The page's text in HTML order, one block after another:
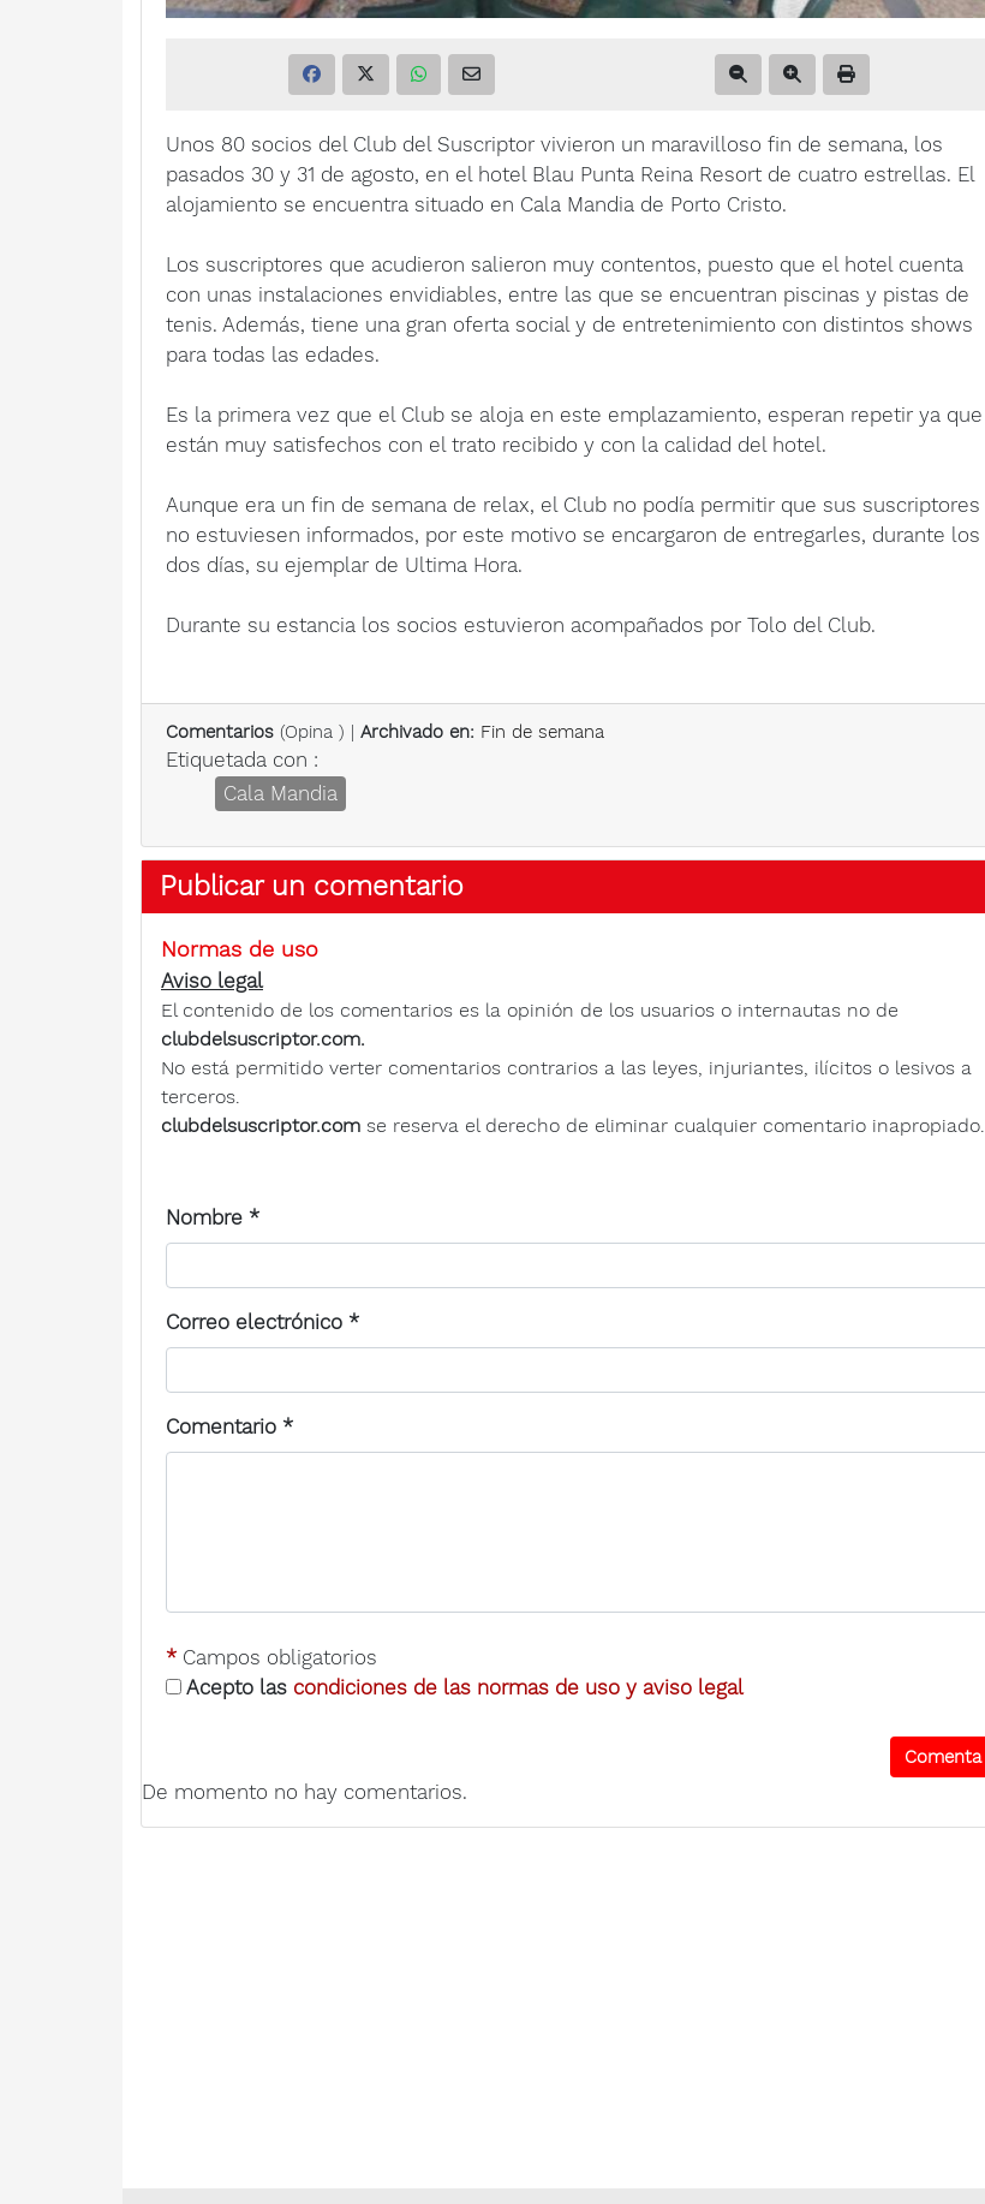
Unos 80 socios del Club del Suscriptor vivieron un maravilloso fin de semana, los
pasados 30 y 31 de agosto, en el hotel Blau Punta Reina Resort de cuatro estrellas. El
alojamiento se encuentra situado en Cala Mandia de Porto Cristo.
Los suscriptores que acudieron salieron muy contentos, puesto que el hotel cuenta
con unas instalaciones envidiables, entre las que se encuentran piscinas y pistas de
tenis. Además, tiene una gran oferta social y de entretenimiento con distintos shows
para todas las edades.
Es la primera vez que el Club se aloja en este emplazamiento, esperan repetir ya que
están muy satisfechos con el trato recibido y con la calidad del hotel.
Aunque era un fin de semana de relax, el Club no podía permitir que sus suscriptores
no estuviesen informados, por este motivo se encargaron de entregarles, durante los
dos días, su ejemplar de Ultima Hora.
Durante su estancia los socios estuvieron acompañados por Tolo del Club.
Comentarios (Opina ) | Archivado en: Fin de semana
Etiquetada con :
Cala Mandia
Publicar un comentario
Normas de uso
Aviso legal
El contenido de los comentarios es la opinión de los usuarios o internautas no de
clubdelsuscriptor.com.
No está permitido verter comentarios contrarios a las leyes, injuriantes, ilícitos o lesivos a
terceros.
clubdelsuscriptor.com se reserva el derecho de eliminar cualquier comentario inapropiado.
Nombre *
Correo electrónico *
Comentario *
* Campos obligatorios
Acepto las condiciones de las normas de uso y aviso legal
De momento no hay comentarios.